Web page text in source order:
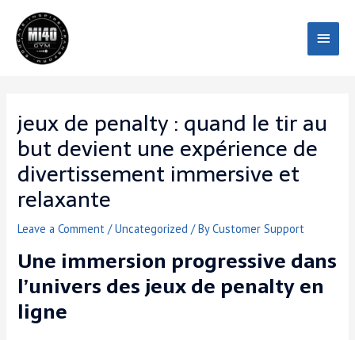
content
Main
Menu
jeux de penalty : quand le tir au
but devient une expérience de
divertissement immersive et
relaxante
Leave a Comment /Uncategorized / ByCustomer Support
Une immersion progressive dans
l’univers des jeux de penalty en
ligne